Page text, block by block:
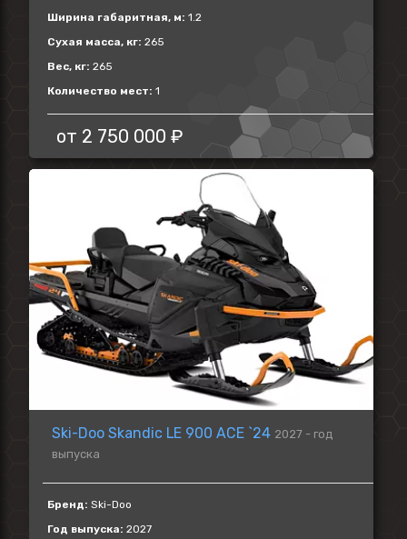
Ширина габаритная, м: 1.2
Сухая масса, кг: 265
Вес, кг: 265
Количество мест: 1
от 2 750 000 ₽
Ski-Doo Skandic LE 900 ACE `24 2027 - год
выпуска
Бренд: Ski-Doo
Год выпуска: 2027